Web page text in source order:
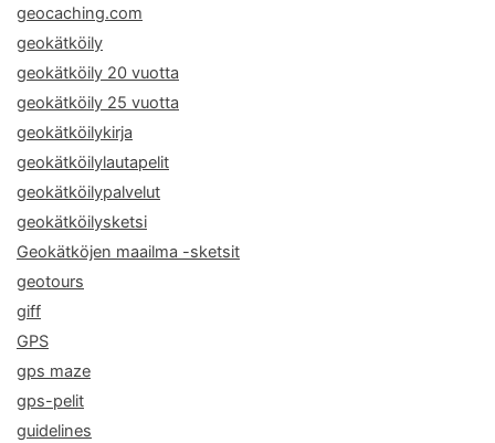
geocaching.com
geokätköily
geokätköily 20 vuotta
geokätköily 25 vuotta
geokätköilykirja
geokätköilylautapelit
geokätköilypalvelut
geokätköilysketsi
Geokätköjen maailma -sketsit
geotours
giff
GPS
gps maze
gps-pelit
guidelines